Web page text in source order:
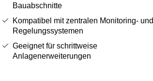
Bauabschnitte
Kompatibel mit zentralen Monitoring‑ und
Regelungssystemen
Geeignet für schrittweise
Anlagenerweiterungen